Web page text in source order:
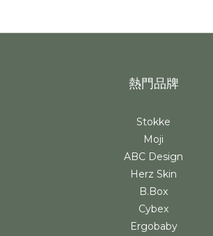
熱門品牌
Stokke
Moji
ABC Design
Herz Skin
B.Box
Cybex
Ergobaby